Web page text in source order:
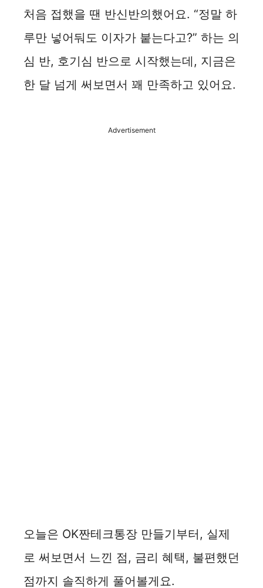
y
V
i
처음 접했을 땐 반신반의했어요. “정말 하
루만 넣어둬도 이자가 붙는다고?” 하는 의
심 반, 호기심 반으로 시작했는데, 지금은
한 달 넘게 써보면서 꽤 만족하고 있어요.
Advertisement
오늘은 OK짠테크통장 만들기부터, 실제
로 써보면서 느낀 점, 금리 혜택, 불편했던
점까지 솔직하게 풀어볼게요.